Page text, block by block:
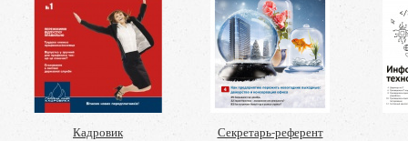
Кадровик Секретарь-референт